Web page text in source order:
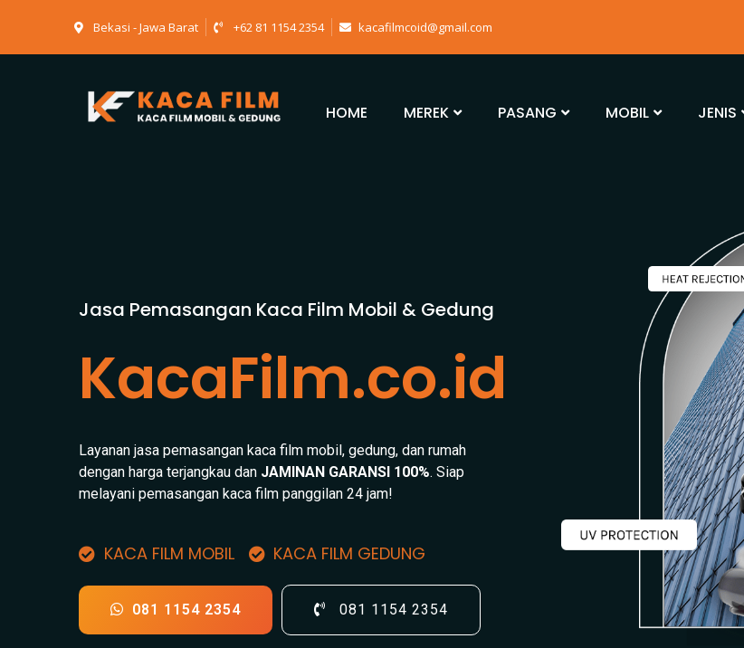
Bekasi - Jawa Barat +62 81 1154 2354 kacafilmcoid@gmail.com
HOME MEREK PASANG MOBIL JENIS
Jasa Pemasangan Kaca Film Mobil & Gedung
KacaFilm.co.id
Layanan jasa pemasangan kaca film mobil, gedung, dan rumah
dengan harga terjangkau dan JAMINAN GARANSI 100%. Siap
melayani pemasangan kaca film panggilan 24 jam!
KACA FILM MOBIL KACA FILM GEDUNG
081 1154 2354 081 1154 2354